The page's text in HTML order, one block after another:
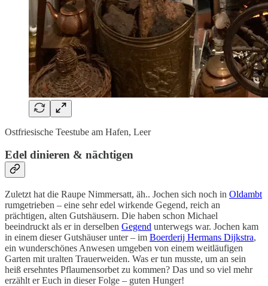
Ostfriesische Teestube am Hafen, Leer
Edel dinieren & nächtigen
Zuletzt hat die Raupe Nimmersatt, äh.. Jochen sich noch in Oldambt
rumgetrieben – eine sehr edel wirkende Gegend, reich an
prächtigen, alten Gutshäusern. Die haben schon Michael
beeindruckt als er in derselben Gegend unterwegs war. Jochen kam
in einem dieser Gutshäuser unter – im Boerderij Hermans Dijkstra,
ein wunderschönes Anwesen umgeben von einem weitläufigen
Garten mit uralten Trauerweiden. Was er tun musste, um an sein
heiß ersehntes Pflaumensorbet zu kommen? Das und so viel mehr
erzählt er Euch in dieser Folge – guten Hunger!